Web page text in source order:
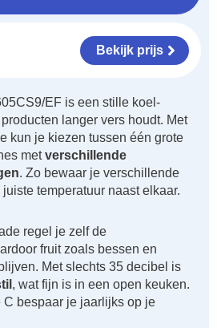
Bekijk prijs
EF is een stille koel-
langer vers houdt. Met
kun je kiezen tussen één grote
metverschillende
. Zo bewaar je verschillende
temperatuur naast elkaar.
regel je zelf de
fruit zoals bessen en
Met slechts 35 decibel is
, wat fijn is in een open keuken.
bespaar je jaarlijks op je